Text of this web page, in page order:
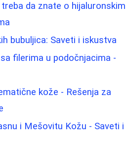
da znate o hijaluronskim
bubuljica: Saveti i iskustva
filerima u podočnjacima -
kože - Rešenja za
i Mešovitu Kožu - Saveti i